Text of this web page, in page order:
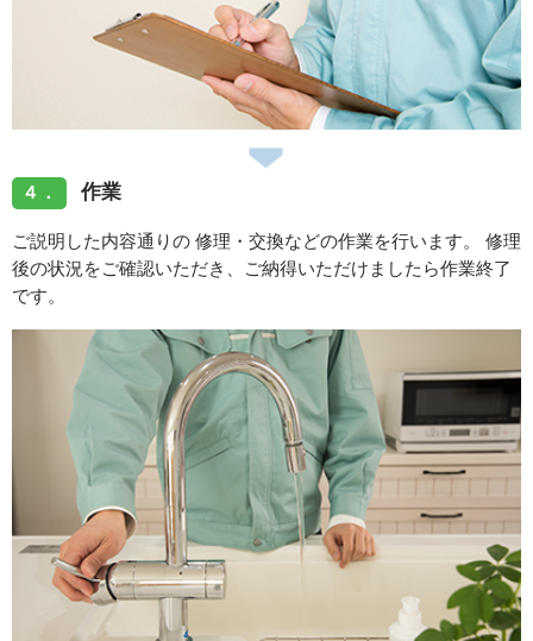
４． 作業
ご説明した内容通りの 修理・交換などの作業を行います。 修理
後の状況をご確認いただき、ご納得いただけましたら作業終了
です。